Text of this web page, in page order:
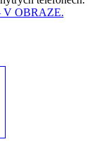
V OBRAZE.